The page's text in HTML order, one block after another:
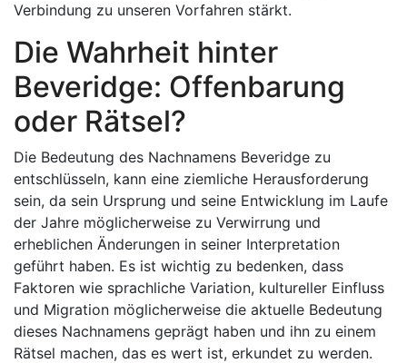
Verbindung zu unseren Vorfahren stärkt.
Die Wahrheit hinter
Beveridge: Offenbarung
oder Rätsel?
Die Bedeutung des Nachnamens Beveridge zu
entschlüsseln, kann eine ziemliche Herausforderung
sein, da sein Ursprung und seine Entwicklung im Laufe
der Jahre möglicherweise zu Verwirrung und
erheblichen Änderungen in seiner Interpretation
geführt haben. Es ist wichtig zu bedenken, dass
Faktoren wie sprachliche Variation, kultureller Einfluss
und Migration möglicherweise die aktuelle Bedeutung
dieses Nachnamens geprägt haben und ihn zu einem
Rätsel machen, das es wert ist, erkundet zu werden.